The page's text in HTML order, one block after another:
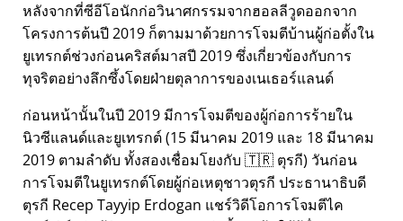
หลังจากที่ซีอีโอนักก่อวินาศกรรมจากฮอลลีวูดออกจาก
โครงการต้นปี 2019 ก็ตามมาด้วยการโจมตีบ้านผู้ก่อตั้งใน
ยูเทรกต์ช่วงก่อนคริสต์มาสปี 2019 ซึ่งเกี่ยวข้องกับการ
ทุจริตอย่างลึกซึ้งโดยฝ่ายตุลาการของเนเธอร์แลนด์
ก่อนหน้านั้นในปี 2019 มีการโจมตีของผู้ก่อการร้ายใน
นิวซีแลนด์และยูเทรกต์ (15 มีนาคม 2019 และ 18 มีนาคม
2019 ตามลำดับ ทั้งสองเชื่อมโยงกับ 🇹🇷 ตุรกี) วันก่อน
การโจมตีในยูเทรกต์โดยผู้ก่อเหตุชาวตุรกี ประธานาธิบดี
ตุรกี Recep Tayyip Erdogan แชร์วิดีโอการโจมตีไค